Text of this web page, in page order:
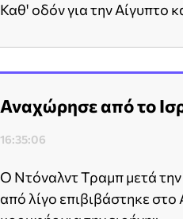
Καθ' οδόν για την Αίγυπτο
Αναχώρησε από το
16:35:06
Ο Ντόναλντ Τραμπ μετά
από λίγο επιβιβάστηκε